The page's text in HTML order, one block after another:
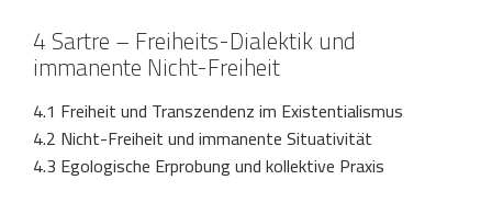
4 Sartre – Freiheits-Dialektik und
immanente Nicht-Freiheit
4.1 Freiheit und Transzendenz im Existentialismus
4.2 Nicht-Freiheit und immanente Situativität
4.3 Egologische Erprobung und kollektive Praxis